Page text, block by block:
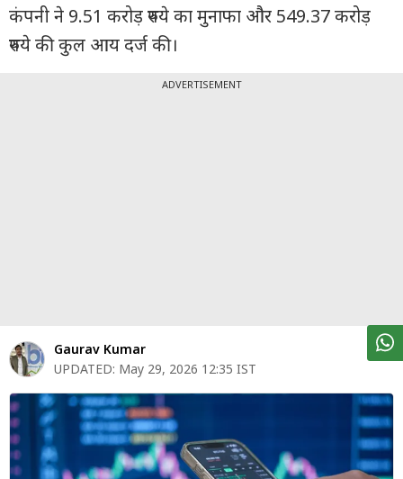
ट्रेंडिंग
बिजनेस
शेयर
बाज़ार
ट्रेंडिंग
बिजनेस
न्यूज
कंपनी ने 9.51 करोड़ रुपये का मुनाफा और 549.37 करोड़
रुपये की कुल आय दर्ज की।
ADVERTISEMENT
Gaurav Kumar
UPDATED: May 29, 2026 12:35 IST